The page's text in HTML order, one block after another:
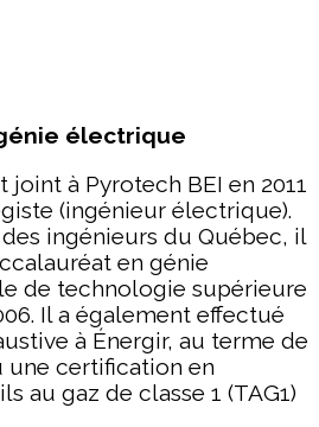
électrique
joint à Pyrotech BEI en 2011
(ingénieur électrique).
ingénieurs du Québec, il
en génie
de technologie supérieure
Il a également effectué
à Énergir, au terme de
certification en
au gaz de classe 1 (TAG1)